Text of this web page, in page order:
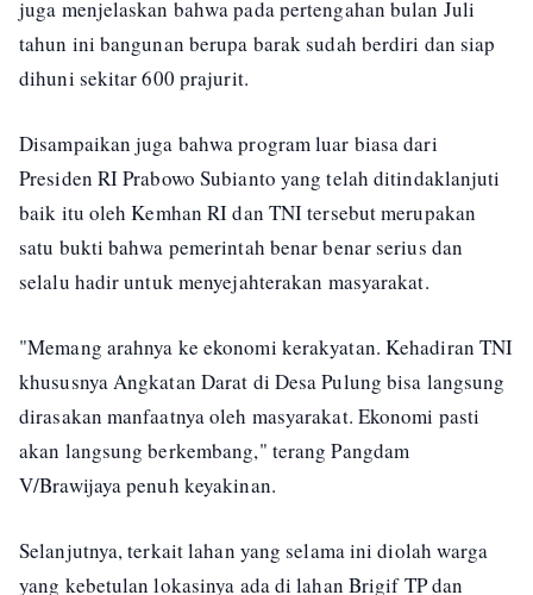
juga menjelaskan bahwa pada pertengahan bulan Juli
tahun ini bangunan berupa barak sudah berdiri dan siap
dihuni sekitar 600 prajurit.
Disampaikan juga bahwa program luar biasa dari
Presiden RI Prabowo Subianto yang telah ditindaklanjuti
baik itu oleh Kemhan RI dan TNI tersebut merupakan
satu bukti bahwa pemerintah benar benar serius dan
selalu hadir untuk menyejahterakan masyarakat.
"Memang arahnya ke ekonomi kerakyatan. Kehadiran TNI
khususnya Angkatan Darat di Desa Pulung bisa langsung
dirasakan manfaatnya oleh masyarakat. Ekonomi pasti
akan langsung berkembang," terang Pangdam
V/Brawijaya penuh keyakinan.
Selanjutnya, terkait lahan yang selama ini diolah warga
yang kebetulan lokasinya ada di lahan Brigif TP dan